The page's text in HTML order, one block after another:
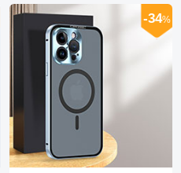
-34%